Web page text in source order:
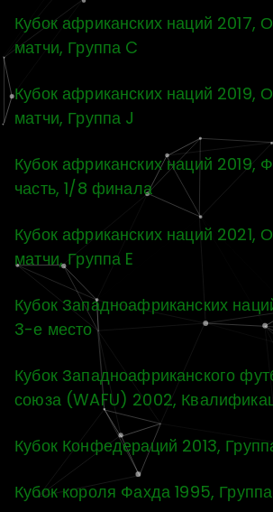
Кубок африканских наций 2017,
матчи, Группа C
Кубок африканских наций 2019,
матчи, Группа J
Кубок африканских наций 2019,
часть, 1/8 финала
Кубок африканских наций 2021,
матчи, Группа E
Кубок Западноафриканских
3-е место
Кубок Западноафриканского
союза (WAFU) 2002,
Кубок Конфедераций 2013,
Кубок короля Фахда 1995,